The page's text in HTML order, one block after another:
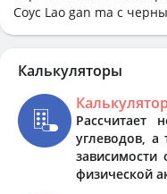
Соус Lao gan ma с
Калькуляторы
Рассчитает
углеводов,
зависимости
физической